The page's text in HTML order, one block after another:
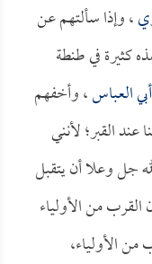
، وإذا سألتهم عن
كثيرة في طنطة
أبي العباس، وأخفهم
القبر؛ لأنني
جل وعلا أن يتقبل
من الأولياء
من الأولياء،